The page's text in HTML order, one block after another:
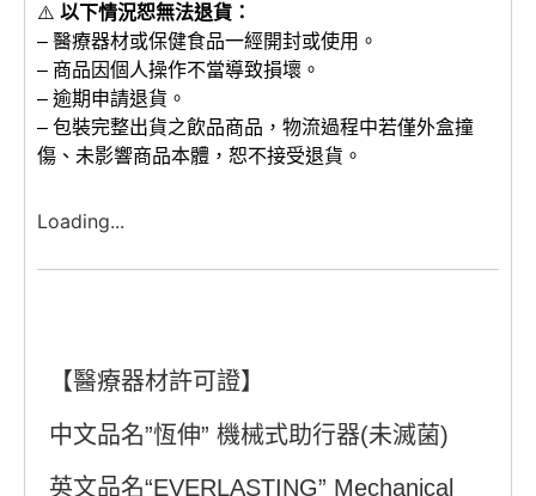
⚠️ 以下情況恕無法退貨：
– 醫療器材或保健食品一經開封或使用。
– 商品因個人操作不當導致損壞。
– 逾期申請退貨。
– 包裝完整出貨之飲品商品，物流過程中若僅外盒撞
傷、未影響商品本體，恕不接受退貨。
Loading...
【醫療器材許可證】
中文品名”恆伸” 機械式助行器(未滅菌)
英文品名“EVERLASTING” Mechanical